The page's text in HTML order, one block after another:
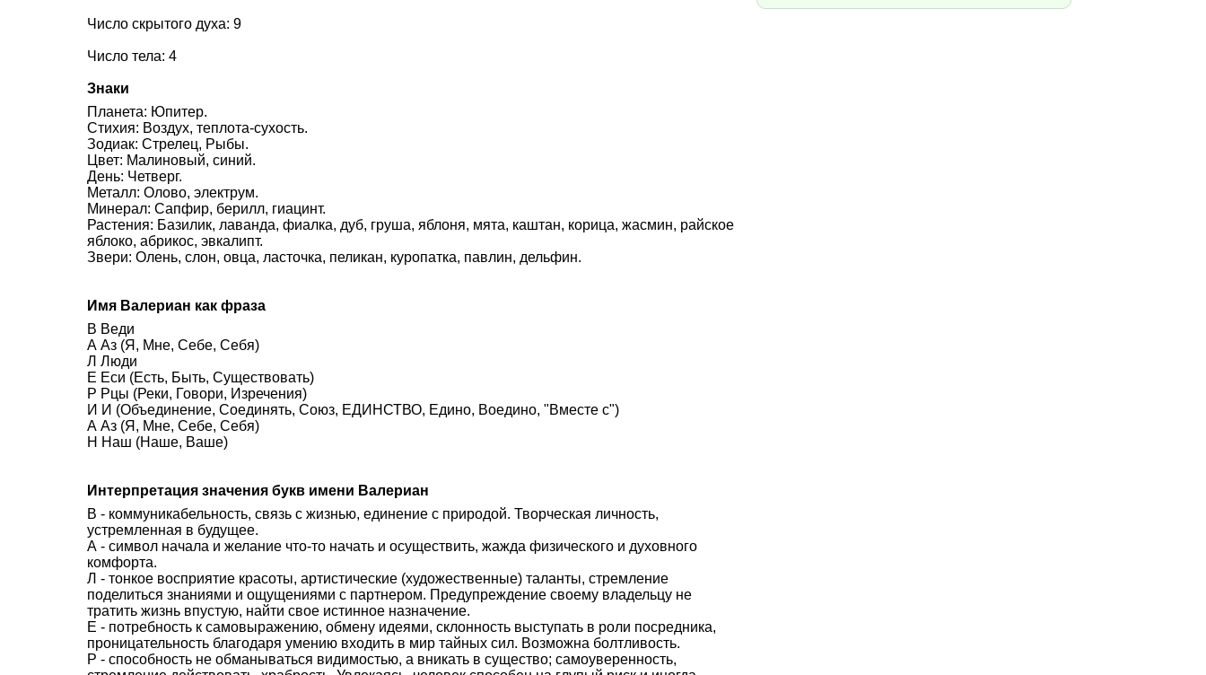
Число скрытого духа: 9
Число тела: 4
Знаки
Планета: Юпитер.
Стихия: Воздух, теплота-сухость.
Зодиак: Стрелец, Рыбы.
Цвет: Малиновый, синий.
День: Четверг.
Металл: Олово, электрум.
Минерал: Сапфир, берилл, гиацинт.
Растения: Базилик, лаванда, фиалка, дуб, груша, яблоня, мята, каштан, корица, жасмин, райское
яблоко, абрикос, эвкалипт.
Звери: Олень, слон, овца, ласточка, пеликан, куропатка, павлин, дельфин.
Имя Валериан как фраза
В Веди
А Аз (Я, Мне, Себе, Себя)
Л Люди
Е Еси (Есть, Быть, Существовать)
Р Рцы (Реки, Говори, Изречения)
И И (Объединение, Соединять, Союз, ЕДИНСТВО, Едино, Воедино, "Вместе с")
А Аз (Я, Мне, Себе, Себя)
Н Наш (Наше, Ваше)
Интерпретация значения букв имени Валериан
В - коммуникабельность, связь с жизнью, единение с природой. Творческая личность,
устремленная в будущее.
А - символ начала и желание что-то начать и осуществить, жажда физического и духовного
комфорта.
Л - тонкое восприятие красоты, артистические (художественные) таланты, стремление
поделиться знаниями и ощущениями с партнером. Предупреждение своему владельцу не
тратить жизнь впустую, найти свое истинное назначение.
Е - потребность к самовыражению, обмену идеями, склонность выступать в роли посредника,
проницательность благодаря умению входить в мир тайных сил. Возможна болтливость.
Р - способность не обманываться видимостью, а вникать в существо; самоуверенность,